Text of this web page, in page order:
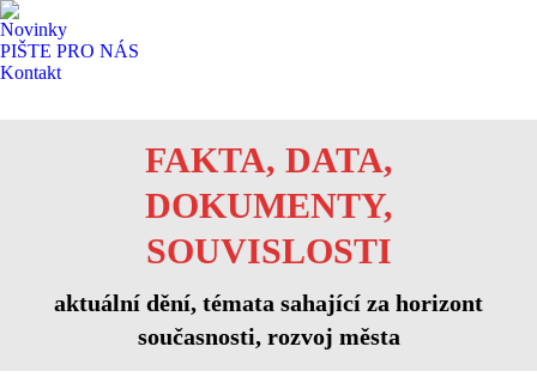
Novinky
PIŠTE PRO NÁS
Kontakt
FAKTA, DATA,
DOKUMENTY,
SOUVISLOSTI
aktuální dění, témata sahající za horizont
současnosti, rozvoj města